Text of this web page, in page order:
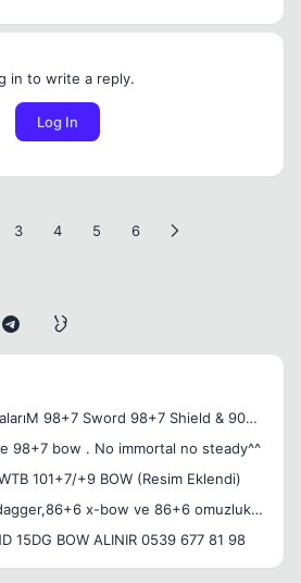
in to write a reply.
Log In
3 4 5 6
98+7 Sword 98+7 Shield & 90
98+7 bow . No immortal no steady^^
98+5 FB BOW WTB 101+7/+9 BOW (Resim Eklendi)
x-bow ve 86+6 omuzluk
FLORADA +7 LEGEND 15DG BOW ALINIR 0539 677 81 98